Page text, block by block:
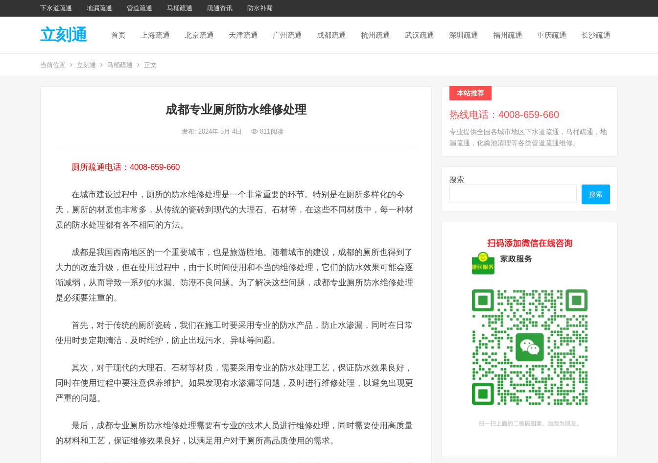
下水道疏通 地漏疏通 管道疏通 马桶疏通 疏通资讯 防水补漏
立刻通 首页 上海疏通 北京疏通 天津疏通 广州疏通 成都疏通 杭州疏通 武汉疏通 深圳疏通 福州疏通 重庆疏通 长沙疏通
当前位置 立刻通 马桶疏通 正文
成都专业厕所防水维修处理
发布: 2024年 5月 4日 811阅读
厕所疏通电话：4008-659-660
在城市建设过程中，厕所的防水维修处理是一个非常重要的环节。特别是在厕所多样化的今
天，厕所的材质也非常多，从传统的瓷砖到现代的大理石、石材等，在这些不同材质中，每一种材
质的防水处理都有各不相同的方法。
成都是我国西南地区的一个重要城市，也是旅游胜地。随着城市的建设，成都的厕所也得到了
大力的改造升级，但在使用过程中，由于长时间使用和不当的维修处理，它们的防水效果可能会逐
渐减弱，从而导致一系列的水漏、防潮不良问题。为了解决这些问题，成都专业厕所防水维修处理
是必须要注重的。
首先，对于传统的厕所瓷砖，我们在施工时要采用专业的防水产品，防止水渗漏，同时在日常
使用时要定期清洁，及时维护，防止出现污水、异味等问题。
其次，对于现代的大理石、石材等材质，需要采用专业的防水处理工艺，保证防水效果良好，
同时在使用过程中要注意保养维护。如果发现有水渗漏等问题，及时进行维修处理，以避免出现更
严重的问题。
最后，成都专业厕所防水维修处理需要有专业的技术人员进行维修处理，同时需要使用高质量
的材料和工艺，保证维修效果良好，以满足用户对于厕所高品质使用的需求。
本站推荐
热线电话：4008-659-660
专业提供全国各城市地区下水道疏通，马桶疏通，地
漏疏通，化粪池清理等各类管道疏通维修。
搜索
搜索